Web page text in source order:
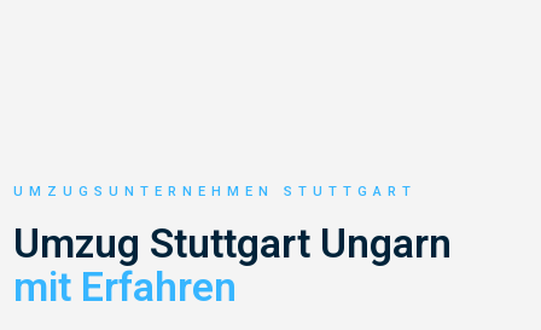
UMZUGSUNTERNEHMEN STUTTGART
Umzug Stuttgart Ungarn
mit Erfahren